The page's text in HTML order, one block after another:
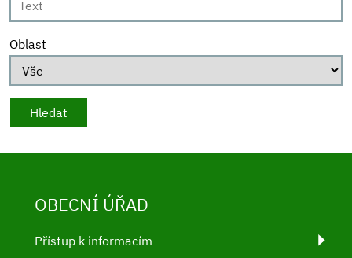
Oblast
OBECNÍ ÚŘAD
Přístup k informacím